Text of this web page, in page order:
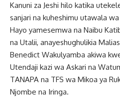
Kanuni za Jeshi hilo katika
sanjari na kuheshimu utawala
Hayo yamesemwa na Naibu
na Utalii, anayeshughulikia
Benedict Wakulyamba akiwa
Utendaji kazi wa Askari na
TANAPA na TFS wa Mikoa ya
Njombe na Iringa.